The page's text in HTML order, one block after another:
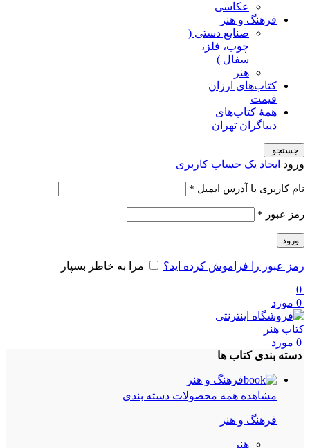
عکاسی
فرهنگ و هنر
صنایع دستی (
چوب، فلز،
سفال )
هنر
کتاب‌های ارزان
قیمت
همۀ کتاب‌های
دیباگران تهران
جستجو
ورود ایجاد یک حساب کاربری
نام کاربری یا آدرس ایمیل *
رمز عبور *
ورود
رمز عبور را فراموش کرده اید؟
مرا به خاطر بسپار
0
0 مورد
0 مورد
دسته بندی کتاب ها
فرهنگ و هنر
مشاهده همه محصولات دسته بندی
فرهنگ و هنر
هنر